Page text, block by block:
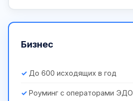
Бизнес
До 600 исходящих в год
Роуминг с операторами ЭДО